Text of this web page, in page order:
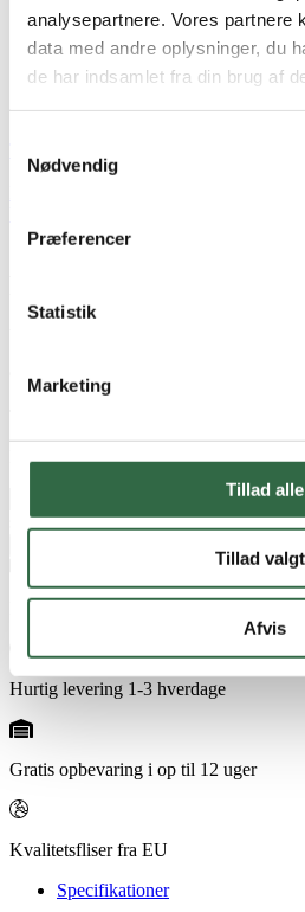
analysepartnere. Vores partnere
data med andre oplysninger, du
de har indsamlet fra din brug af
Nødvendig
Præferencer
Statistik
Marketing
Tillad alle
Tillad
Afvis
Fliseprofiler
Rengøring
Fliseprøver
Aktuelle tilbud
Showroom
90,00
DKK
På lager
Fiberbånd
antal
stk
Fragt fra 850 DKK
Hurtig levering 1-3 hverdage
Gratis opbevaring i op til 12 uger
Kvalitetsfliser fra EU
Specifikationer